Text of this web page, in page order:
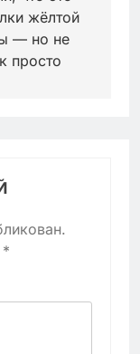
жёлтой
— но не
просто
*